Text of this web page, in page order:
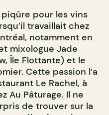
pour les vins
travaillait chez
notamment en
mixologue Jade
,Île Flottante) et le
Cette passion l’a
Le Rachel, à
Au Pâturage. Il ne
de trouver sur la